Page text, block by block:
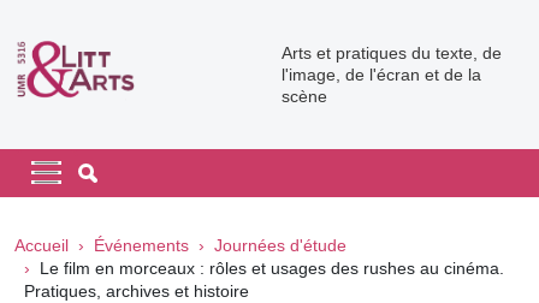
Arts et pratiques du texte, de
l'image, de l'écran et de la
scène
Navigation principale
Navigation principale mobile
Fil d'Ariane
Accueil Événements
Journées d'étude
Le film en morceaux : rôles et usages des rushes au cinéma.
Pratiques, archives et histoire